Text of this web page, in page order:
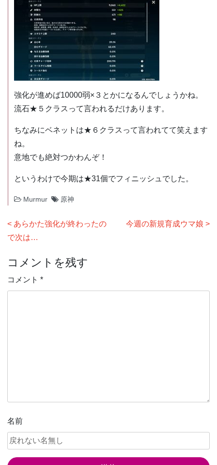
強化が進めば10000弱×３とかになるんでしょうかね。
流石★５クラスって言われるだけあります。
ちなみにベネットは★６クラスって言われてて笑えます
ね。
意地でも絶対つかわんぞ！
というわけで今期は★31個でフィニッシュでした。
Murmur 原神
投
稿
ビ
ゲ
あらかた強化が終わったの
で次は…
今週の新規育成ウマ娘
コメントを残す
コメント *
名前